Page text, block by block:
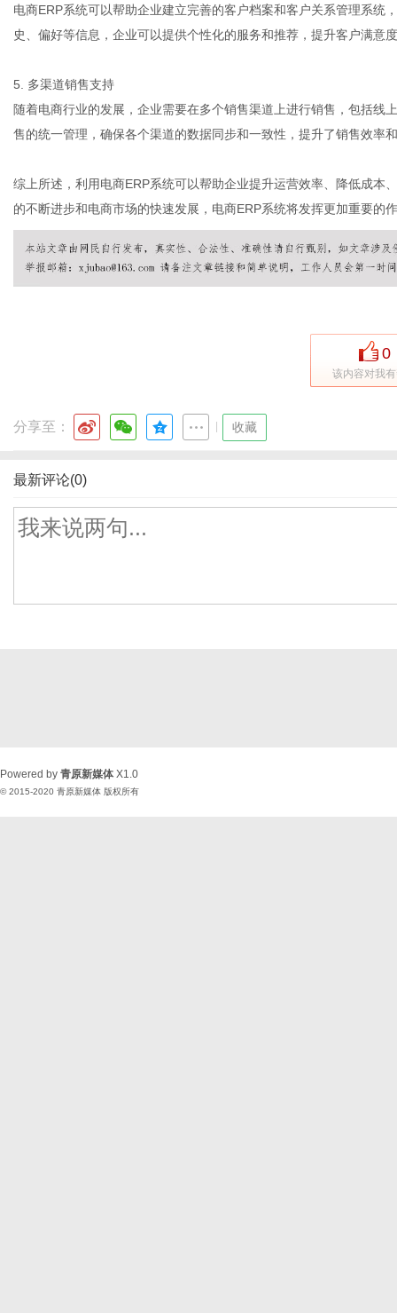
电商ERP系统可以帮助企业建立完善的客户档案和客户关系管理系统
史、偏好等信息，企业可以提供个性化的服务和推荐，提升客户满意
5. 多渠道销售支持
随着电商行业的发展，企业需要在多个销售渠道上进行销售，包括线
售的统一管理，确保各个渠道的数据同步和一致性，提升了销售效率
综上所述，利用电商ERP系统可以帮助企业提升运营效率、降低成本
的不断进步和电商市场的快速发展，电商ERP系统将发挥更加重要的
0
该内容对我
分享至： 收藏
最新评论(0)
Powered by 青原新媒体 X1.0
© 2015-2020 青原新媒体 版权所有